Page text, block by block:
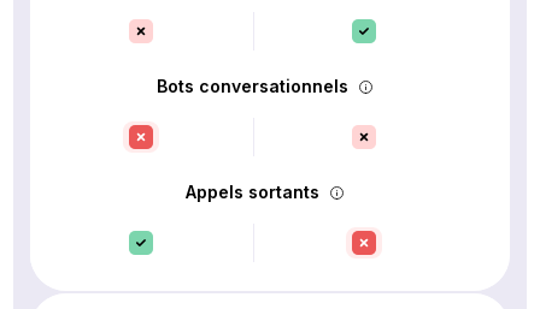
Bots conversationnels
Appels sortants